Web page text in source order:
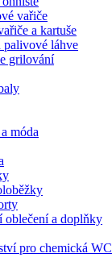
vařiče
a kartuše
palivové láhve
grilování
móda
oblečení a doplňky
pro chemická WC